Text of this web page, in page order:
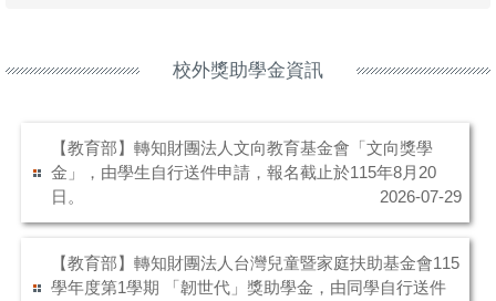
校外獎助學金資訊
【教育部】轉知財團法人文向教育基金會「文向獎學
金」，由學生自行送件申請，報名截止於115年8月20
日。
2026-07-29
【教育部】轉知財團法人台灣兒童暨家庭扶助基金會115
學年度第1學期 「韌世代」獎助學金，由同學自行送件